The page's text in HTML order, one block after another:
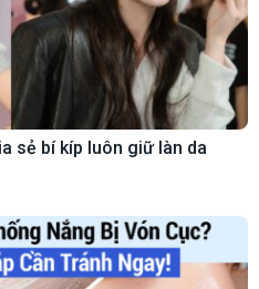
sẻ bí kíp luôn giữ làn da